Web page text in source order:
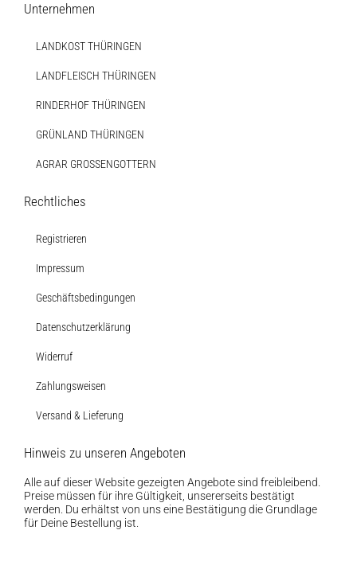
Unternehmen
LANDKOST THÜRINGEN
LANDFLEISCH THÜRINGEN
RINDERHOF THÜRINGEN
GRÜNLAND THÜRINGEN
AGRAR GROSSENGOTTERN
Rechtliches
Registrieren
Impressum
Geschäftsbedingungen
Datenschutzerklärung
Widerruf
Zahlungsweisen
Versand & Lieferung
Hinweis zu unseren Angeboten
Alle auf dieser Website gezeigten Angebote sind freibleibend.
Preise müssen für ihre Gültigkeit, unsererseits bestätigt
werden. Du erhältst von uns eine Bestätigung die Grundlage
für Deine Bestellung ist.